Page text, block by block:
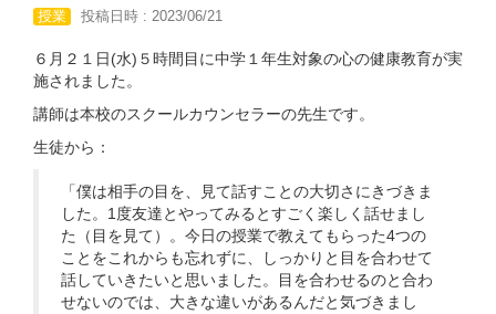
授業 投稿日時 : 2023/06/21
６月２１日(水)５時間目に中学１年生対象の心の健康教育が実
施されました。
講師は本校のスクールカウンセラーの先生です。
生徒から：
「僕は相手の目を、見て話すことの大切さにきづきま
した。1度友達とやってみるとすごく楽しく話せまし
た（目を見て）。今日の授業で教えてもらった4つの
ことをこれからも忘れずに、しっかりと目を合わせて
話していきたいと思いました。目を合わせるのと合わ
せないのでは、大きな違いがあるんだと気づきまし